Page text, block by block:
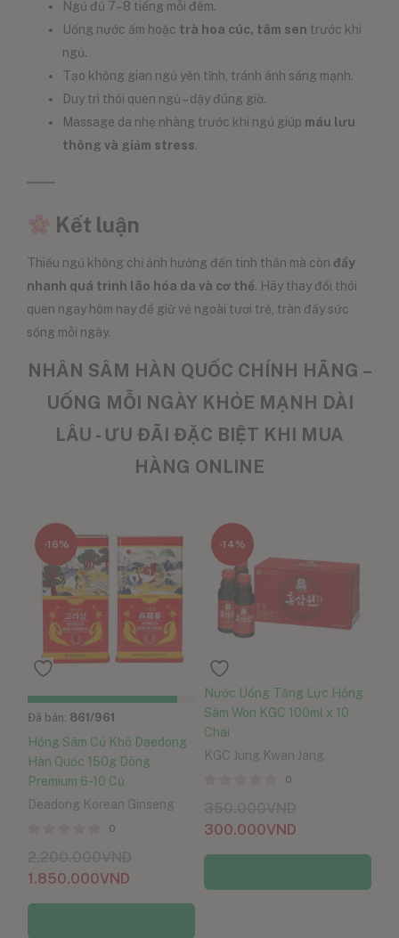
Ngủ đủ 7–8 tiếng mỗi đêm.
Uống nước ấm hoặc trà hoa cúc, tâm sen trước khi
ngủ.
Tạo không gian ngủ yên tĩnh, tránh ánh sáng mạnh.
Duy trì thói quen ngủ – dậy đúng giờ.
Massage da nhẹ nhàng trước khi ngủ giúp máu lưu
thông và giảm stress.
Kết luận
Thiếu ngủ không chỉ ảnh hưởng đến tinh thần mà còn đẩy
nhanh quá trình lão hóa da và cơ thể. Hãy thay đổi thói
quen ngay hôm nay để giữ vẻ ngoài tươi trẻ, tràn đầy sức
sống mỗi ngày.
NHÂN SÂM HÀN QUỐC CHÍNH HÃNG –
UỐNG MỖI NGÀY KHỎE MẠNH DÀI
LÂU - ƯU ĐÃI ĐẶC BIỆT KHI MUA
HÀNG ONLINE
-16%
Đã bán: 861/961
Hồng Sâm Củ Khô Daedong
Hàn Quốc 150g Dòng
Premium 6-10 Củ
Deadong Korean Ginseng
0
1.850.000VND
-14%
Nước Uống Tăng Lực Hồng
Sâm Won KGC 100ml x 10
Chai
KGC Jung Kwan Jang
0
300.000VND